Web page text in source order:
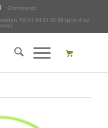
Commande
?✆ 01 84 21 85 89 (prix d'un